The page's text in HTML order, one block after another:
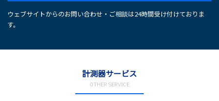
ウェブサイトからのお問い合わせ・ご相談は24時間受け付けておりま
す。
計測器サービス
OTHER SERVICE